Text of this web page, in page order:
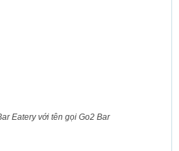
Eatery với tên gọi Go2 Bar